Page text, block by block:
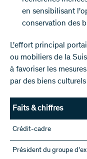
en sensibilisant
conservation des
L'effort principal
ou mobiliers de la
à favoriser les
par des biens
Faits & chiffres
Crédit-cadre
Président du groupe